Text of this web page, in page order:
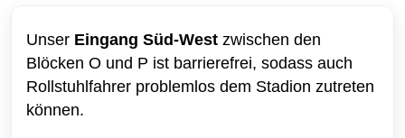
Unser Eingang Süd-West zwischen den
Blöcken O und P ist barrierefrei, sodass auch
Rollstuhlfahrer problemlos dem Stadion zutreten
können.